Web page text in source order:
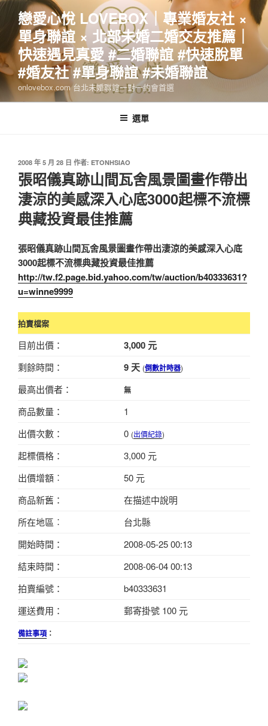
跳
主
要
內
容
戀愛心悅 LOVEBOX｜專業婚友社 ×
單身聯誼 × 北部未婚二婚交友推薦｜
快速遇見真愛 #二婚聯誼 #快速脫單
#婚友社 #單身聯誼 #未婚聯誼
onlovebox.com 台北未婚聯誼一對一約會首選
選單
發
佈
於
2008 年 5 月 28 日 作者: ETONHSIAO
張昭儀真跡山間瓦舍風景圖畫作帶出
淒涼的美感深入心底3000起標不流標
典藏投資最佳推薦
張昭儀真跡山間瓦舍風景圖畫作帶出淒涼的美感深入心底
3000起標不流標典藏投資最佳推薦
http://tw.f2.page.bid.yahoo.com/tw/auction/b40333631?
u=winne9999
拍賣檔案
目前出價： 3,000 元
剩餘時間： 9 天 (倒數計時器)
最高出價者： 無
商品數量：
1
出價次數：
0 (出價紀錄)
起標價格：
3,000 元
出價增額︰
50 元
商品新舊：
在描述中說明
所在地區︰
台北縣
開始時間：
2008-05-25 00:13
結束時間：
2008-06-04 00:13
拍賣編號：
b40333631
運送費用：
郵寄掛號 100 元
備註事項 ：